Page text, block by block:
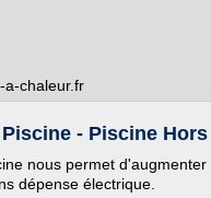
a-chaleur.fr
- Piscine Hors
nous permet
dépense électrique.